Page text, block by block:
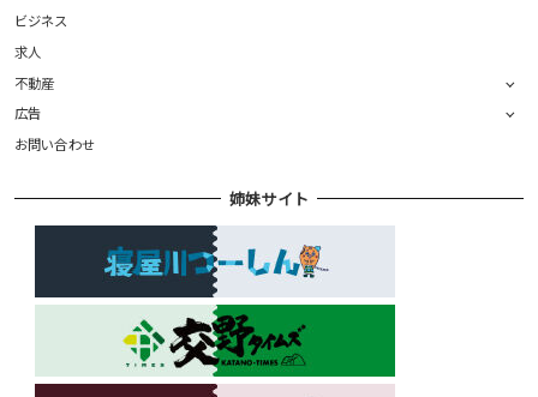
ビジネス
求人
不動産
広告
お問い合わせ
姉妹サイト